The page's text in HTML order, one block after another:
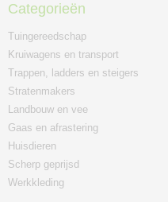
Categorieën
Tuingereedschap
Kruiwagens en transport
Trappen, ladders en steigers
Stratenmakers
Landbouw en vee
Gaas en afrastering
Huisdieren
Scherp geprijsd
Werkkleding